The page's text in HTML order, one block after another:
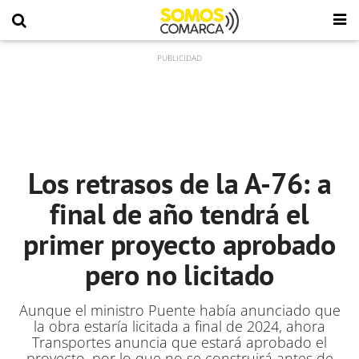
Los retrasos de la A-76: a
final de año tendrá el
primer proyecto aprobado
pero no licitado
Aunque el ministro Puente había anunciado que
la obra estaría licitada a final de 2024, ahora
Transportes anuncia que estará aprobado el